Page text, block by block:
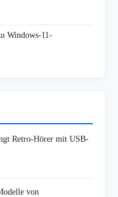
Windows-11-
Retro-Hörer mit USB-
von